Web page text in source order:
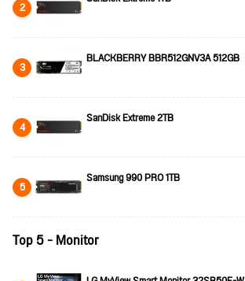
2
3 BLACKBERRY BBR512GNV3A 512GB
4 SanDisk Extreme 2TB
5 Samsung 990 PRO 1TB
Top 5 - Monitor